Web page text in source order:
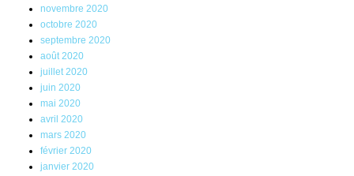
novembre 2020
octobre 2020
septembre 2020
août 2020
juillet 2020
juin 2020
mai 2020
avril 2020
mars 2020
février 2020
janvier 2020